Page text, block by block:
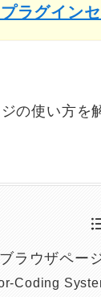
ラグイン
の使い方を
ラウザペー
Coding